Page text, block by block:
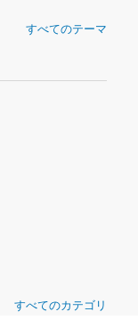
すべてのテーマ
すべてのカテゴリ